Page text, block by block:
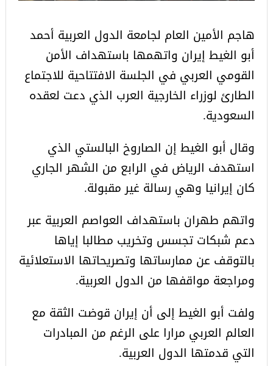
هاجم الأمين العام لجامعة الدول العربية أحمد
أبو الغيط إيران واتهمها باستهداف الأمن
القومي العربي في الجلسة الافتتاحية للاجتماع
الطارئ لوزراء الخارجية العرب الذي دعت لعقده
السعودية.
وقال أبو الغيط إن الصاروخ البالستي الذي
استهدف الرياض في الرابع من الشهر الجاري
كان إيرانيا وهي رسالة غير مقبولة.
واتهم طهران باستهداف العواصم العربية عبر
دعم شبكات تجسس وتخريب مطالبا إياها
بالتوقف عن ممارساتها وتصريحاتها الاستعلائية
ومراجعة مواقفها من الدول العربية.
ولفت أبو الغيط إلى أن إيران قوضت الثقة مع
العالم العربي مرارا على الرغم من المبادرات
التي قدمتها الدول العربية.